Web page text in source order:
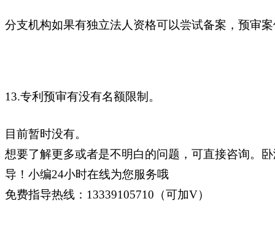
分支机构如果有独立法人资格可以尝试备案，预审
13.专利预审有没有名额限制。
目前暂时没有。
想要了解更多或者是不明白的问题，可直接咨询。
导！小编24小时在线为您服务哦
免费指导热线：13339105710（可加V）